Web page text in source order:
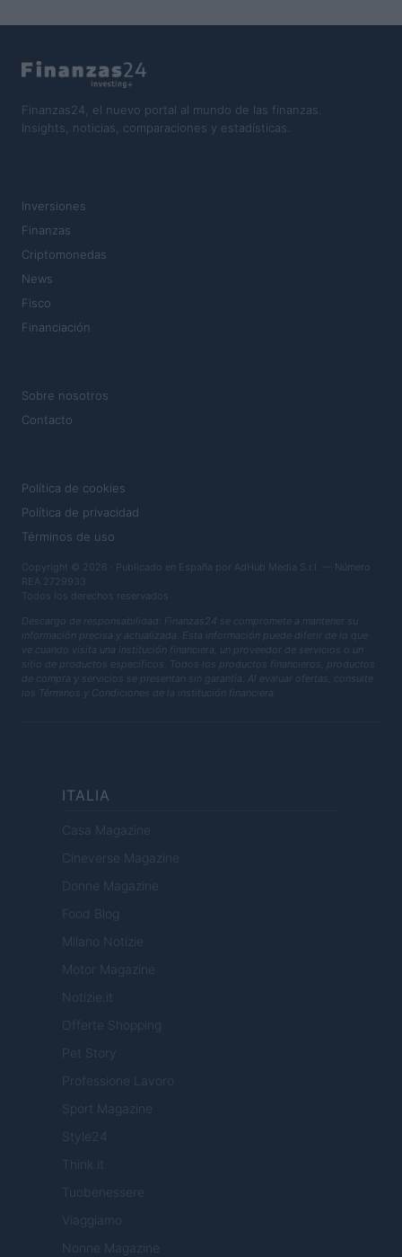
Finanzas24, el nuevo portal al mundo de las finanzas.
Insights, noticias, comparaciones y estadísticas.
Inversiones
Finanzas
Criptomonedas
News
Fisco
Financiación
Sobre nosotros
Contacto
Política de cookies
Política de privacidad
Términos de uso
Copyright © 2026 · Publicado en España por AdHub Media S.r.l. — Número
REA 2729933
Todos los derechos reservados
Descargo de responsabilidad: Finanzas24 se compromete a mantener su
información precisa y actualizada. Esta información puede diferir de lo que
ve cuando visita una institución financiera, un proveedor de servicios o un
sitio de productos específicos. Todos los productos financieros, productos
de compra y servicios se presentan sin garantía. Al evaluar ofertas, consulte
los Términos y Condiciones de la institución financiera.
ITALIA
Casa Magazine
Cineverse Magazine
Donne Magazine
Food Blog
Milano Notizie
Motor Magazine
Notizie.it
Offerte Shopping
Pet Story
Professione Lavoro
Sport Magazine
Style24
Think.it
Tuobenessere
Viaggiamo
Nonne Magazine